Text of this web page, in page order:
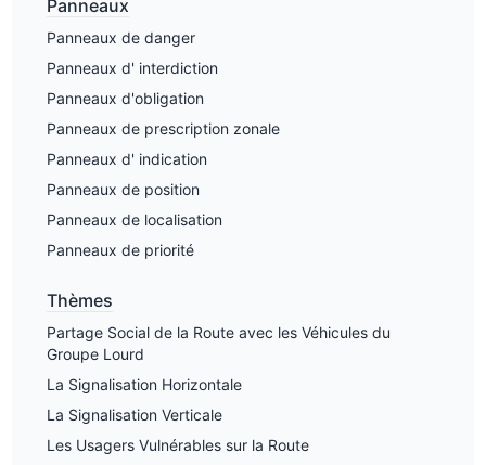
Panneaux
Panneaux de danger
Panneaux d' interdiction
Panneaux d'obligation
Panneaux de prescription zonale
Panneaux d' indication
Panneaux de position
Panneaux de localisation
Panneaux de priorité
Thèmes
Partage Social de la Route avec les Véhicules du
Groupe Lourd
La Signalisation Horizontale
La Signalisation Verticale
Les Usagers Vulnérables sur la Route